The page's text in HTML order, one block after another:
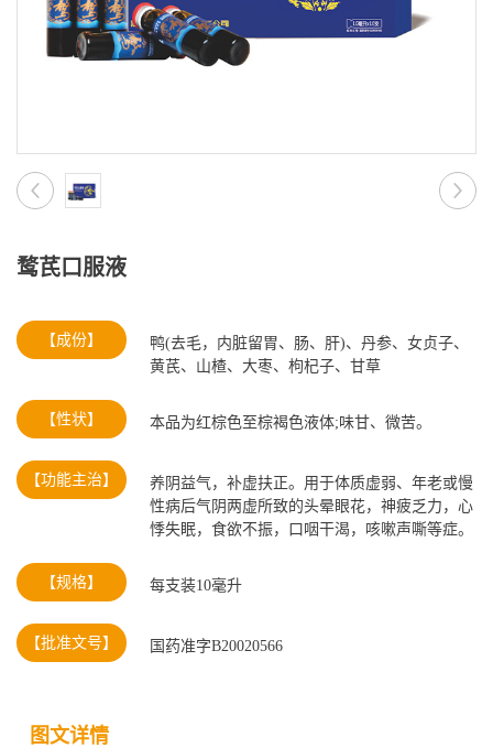
鹜芪口服液
【成份】
鸭(去毛，内脏留胃、肠、肝)、丹参、女贞子、
黄芪、山楂、大枣、枸杞子、甘草
【性状】 本品为红棕色至棕褐色液体;味甘、微苦。
【功能主治】
养阴益气，补虚扶正。用于体质虚弱、年老或慢
性病后气阴两虚所致的头晕眼花，神疲乏力，心
悸失眠，食欲不振，口咽干渴，咳嗽声嘶等症。
【规格】 每支装10毫升
【批准文号】 国药准字B20020566
图文详情